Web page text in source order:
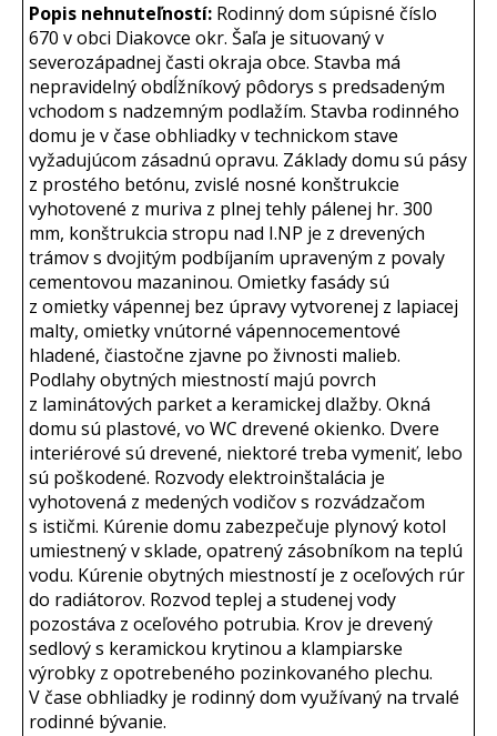
Popis nehnuteľností: Rodinný dom súpisné číslo
670 v obci Diakovce okr. Šaľa je situovaný v
severozápadnej časti okraja obce. Stavba má
nepravidelný obdĺžníkový pôdorys s predsadeným
vchodom s nadzemným podlažím. Stavba rodinného
domu je v čase obhliadky v technickom stave
vyžadujúcom zásadnú opravu. Základy domu sú pásy
z prostého betónu, zvislé nosné konštrukcie
vyhotovené z muriva z plnej tehly pálenej hr. 300
mm, konštrukcia stropu nad I.NP je z drevených
trámov s dvojitým podbíjaním upraveným z povaly
cementovou mazaninou. Omietky fasády sú
z omietky vápennej bez úpravy vytvorenej z lapiacej
malty, omietky vnútorné vápennocementové
hladené, čiastočne zjavne po živnosti malieb.
Podlahy obytných miestností majú povrch
z laminátových parket a keramickej dlažby. Okná
domu sú plastové, vo WC drevené okienko. Dvere
interiérové sú drevené, niektoré treba vymeniť, lebo
sú poškodené. Rozvody elektroinštalácia je
vyhotovená z medených vodičov s rozvádzačom
s ističmi. Kúrenie domu zabezpečuje plynový kotol
umiestnený v sklade, opatrený zásobníkom na teplú
vodu. Kúrenie obytných miestností je z oceľových rúr
do radiátorov. Rozvod teplej a studenej vody
pozostáva z oceľového potrubia. Krov je drevený
sedlový s keramickou krytinou a klampiarske
výrobky z opotrebeného pozinkovaného plechu.
V čase obhliadky je rodinný dom využívaný na trvalé
rodinné bývanie.